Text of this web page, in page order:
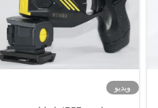
ویدیو